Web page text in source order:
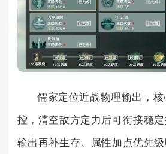
儒家定位近战物理输出，
控，清空敌方定力后可衔接稳
输出再补生存。属性加点优先